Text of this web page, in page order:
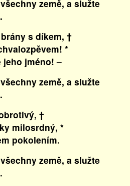
země, a služte
s díkem, †
*
jméno! –
země, a služte
†
milosrdný, *
pokolením.
země, a služte